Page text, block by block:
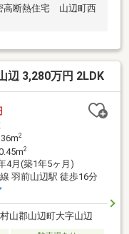
断熱住宅 山辺町西
辺 3,280万円 2LDK
2
2
4月(築1年5ヶ月)
線 羽前山辺駅 徒歩16分
山郡山辺町大字山辺